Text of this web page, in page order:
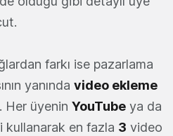
farkı ise pazarlama
yanında video ekleme
Her üyenin YouTube ya da
kullanarak en fazla 3 video